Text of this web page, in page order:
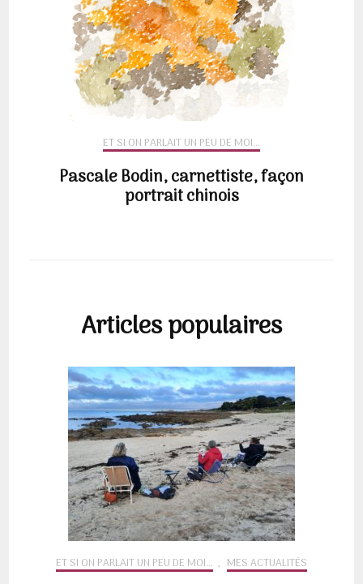
ET SI ON PARLAIT UN PEU DE MOI...
Pascale Bodin, carnettiste, façon
portrait chinois
Articles populaires
ET SI ON PARLAIT UN PEU DE MOI... , MES ACTUALITÉS